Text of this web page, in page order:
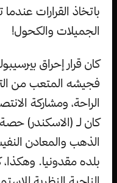
باتخاذ القرارات
الجميلات والكحول!
كان قرار إحراق
فجيشه المتعب من
الراحة، ومشاركة
كان لـ (الاسكندر)
الذهب والمعادن
بلده مقدونيا.